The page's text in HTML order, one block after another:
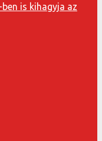
is kihagyja az